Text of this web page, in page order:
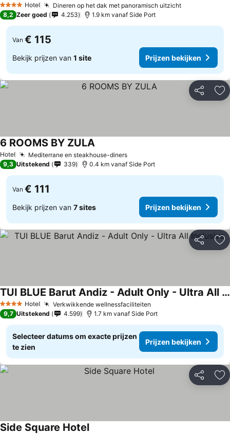
4 SterrenHotel Dineren op het dak met panoramisch uitzicht
8,2 Zeer goed 4.253 1.9 km vanaf Side Port
Van € 115
Bekijk prijzen van 1 site Prijzen bekijken
Delen
Hotel Mediterrane en steakhouse-diners
6 ROOMS BY ZULA
9,3 Uitstekend 339 0.4 km vanaf Side Port
Van € 111
Bekijk prijzen van 7 sites Prijzen bekijken
Delen
4 SterrenHotel Verkwikkende wellnessfaciliteiten
TUI BLUE Barut Andiz - Adult Only - Ultra All Inclusive
9,7 Uitstekend 4.599 1.7 km vanaf Side Port
Selecteer datums om exacte prijzen
te zien
Prijzen bekijken
Delen
Side Square Hotel